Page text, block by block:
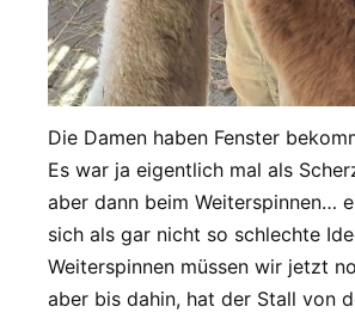
Die Damen haben Fenster
Es war ja eigentlich mal als
aber dann beim Weiterspinnen…
sich als gar nicht so schlechte
Weiterspinnen müssen wir jetzt
aber bis dahin, hat der Stall von